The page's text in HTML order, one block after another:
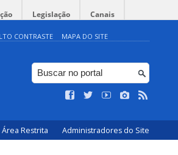
Legislação Canais
CONTRASTE MAPA DO SITE
Área Restrita Administradores do Site